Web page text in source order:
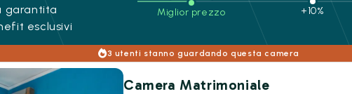
garantita
esclusivi
Miglior prezzo
+10%
3 utenti stanno guardando questa camera
Camera Matrimoniale